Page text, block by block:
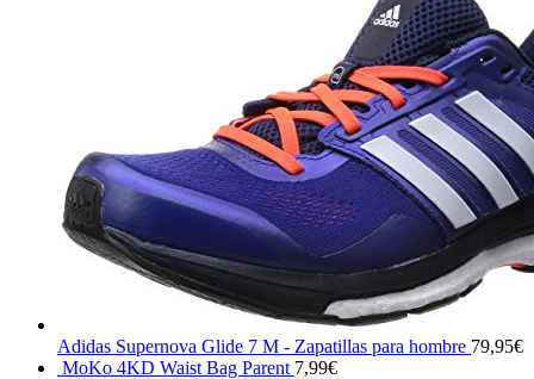
Adidas Supernova Glide 7 M - Zapatillas para hombre 79,95€
MoKo 4KD Waist Bag Parent 7,99€